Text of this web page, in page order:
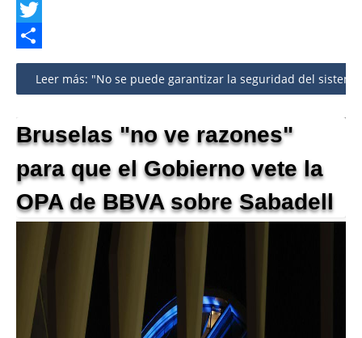
Facebook
Twitter
Share
Leer más: "No se puede garantizar la seguridad del
Bruselas "no ve razones"
para que el Gobierno vete la
OPA de BBVA sobre Sabadell